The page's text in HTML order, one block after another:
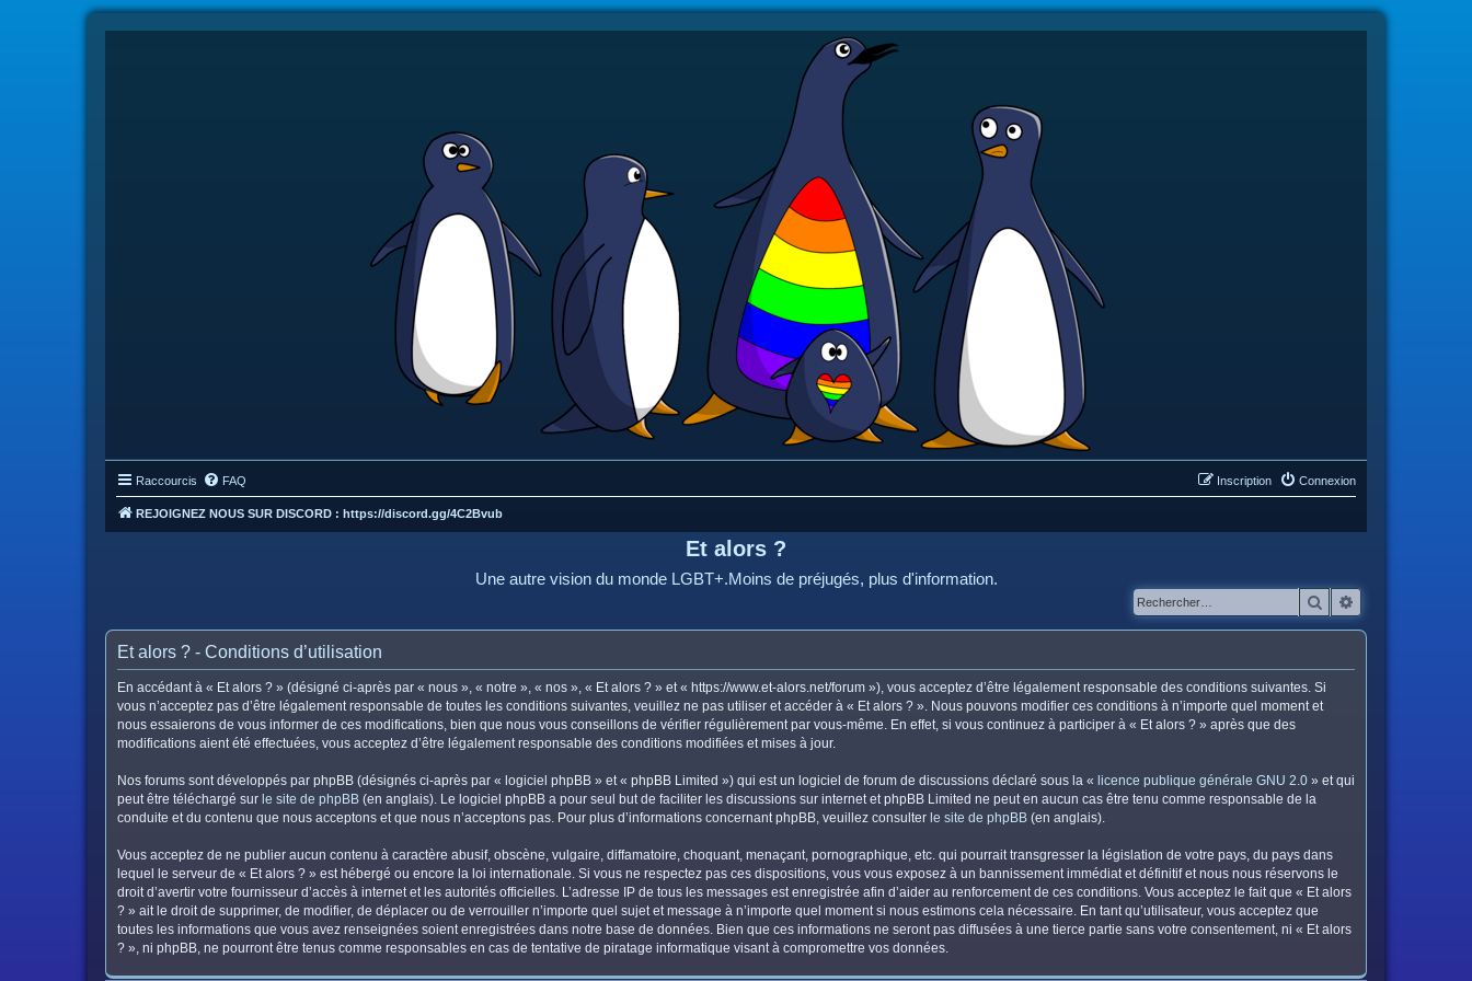
Raccourcis FAQ Connexion
Inscription
REJOIGNEZ NOUS SUR DISCORD : https://discord.gg/4C2Bvub
Et alors ?
Une autre vision du monde LGBT+.Moins de préjugés, plus d'information.
Rechercher
Et alors ? - Conditions d’utilisation
En accédant à « Et alors ? » (désigné ci-après par « nous », « notre », « nos », « Et alors ? » et « https://www.et-alors.net/forum »), vous acceptez d’être légalement responsable des conditions suivantes. Si
vous n’acceptez pas d’être légalement responsable de toutes les conditions suivantes, veuillez ne pas utiliser et accéder à « Et alors ? ». Nous pouvons modifier ces conditions à n’importe quel moment et
nous essaierons de vous informer de ces modifications, bien que nous vous conseillons de vérifier régulièrement par vous-même. En effet, si vous continuez à participer à « Et alors ? » après que des
modifications aient été effectuées, vous acceptez d’être légalement responsable des conditions modifiées et mises à jour.
Nos forums sont développés par phpBB (désignés ci-après par « logiciel phpBB » et « phpBB Limited ») qui est un logiciel de forum de discussions déclaré sous la « licence publique générale GNU 2.0 » et qui
peut être téléchargé sur le site de phpBB (en anglais). Le logiciel phpBB a pour seul but de faciliter les discussions sur internet et phpBB Limited ne peut en aucun cas être tenu comme responsable de la
conduite et du contenu que nous acceptons et que nous n’acceptons pas. Pour plus d’informations concernant phpBB, veuillez consulter le site de phpBB (en anglais).
Vous acceptez de ne publier aucun contenu à caractère abusif, obscène, vulgaire, diffamatoire, choquant, menaçant, pornographique, etc. qui pourrait transgresser la législation de votre pays, du pays dans
lequel le serveur de « Et alors ? » est hébergé ou encore la loi internationale. Si vous ne respectez pas ces dispositions, vous vous exposez à un bannissement immédiat et définitif et nous nous réservons le
droit d’avertir votre fournisseur d’accès à internet et les autorités officielles. L’adresse IP de tous les messages est enregistrée afin d’aider au renforcement de ces conditions. Vous acceptez le fait que « Et alors
? » ait le droit de supprimer, de modifier, de déplacer ou de verrouiller n’importe quel sujet et message à n’importe quel moment si nous estimons cela nécessaire. En tant qu’utilisateur, vous acceptez que
toutes les informations que vous avez renseignées soient enregistrées dans notre base de données. Bien que ces informations ne seront pas diffusées à une tierce partie sans votre consentement, ni « Et alors
? », ni phpBB, ne pourront être tenus comme responsables en cas de tentative de piratage informatique visant à compromettre vos données.